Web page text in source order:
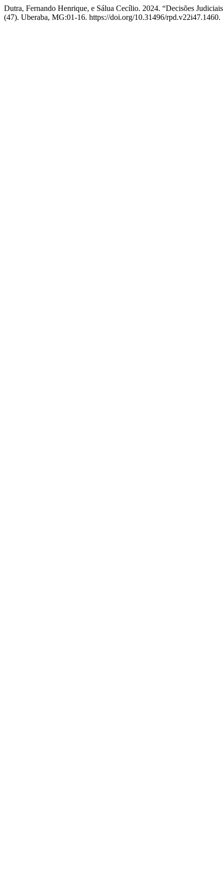
Dutra, Fernando Henrique, e Sálua Cecílio. 2024. “Decisões
(47). Uberaba, MG:01-16. https://doi.org/10.31496/rpd.v22i47.1460.